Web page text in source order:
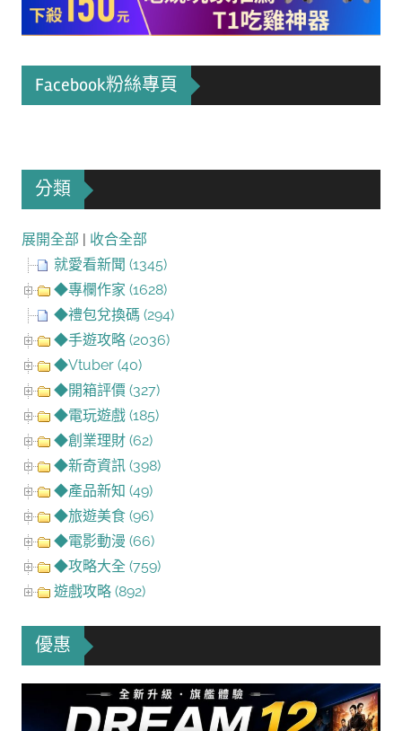
Facebook粉絲專頁
分類
展開全部 | 收合全部
就愛看新聞 (1345)
◆專欄作家 (1628)
◆禮包兌換碼 (294)
◆手遊攻略 (2036)
◆Vtuber (40)
◆開箱評價 (327)
◆電玩遊戲 (185)
◆創業理財 (62)
◆新奇資訊 (398)
◆產品新知 (49)
◆旅遊美食 (96)
◆電影動漫 (66)
◆攻略大全 (759)
遊戲攻略 (892)
優惠